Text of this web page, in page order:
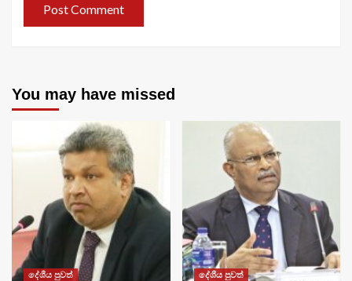
You may have missed
දේශීය පුවත් දේශීය පුවත්